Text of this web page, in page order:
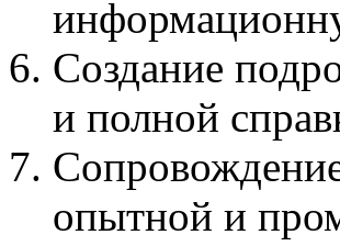
Создание
и полной
опытной и